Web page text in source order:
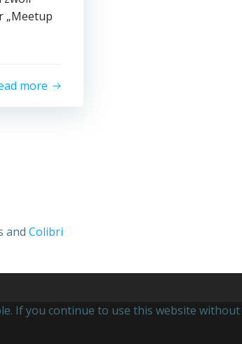
„Meetup
more
and Colibri
If you continue to use this website